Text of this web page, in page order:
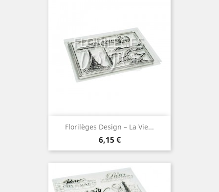
Florilèges Design – La Vie...
Prix
6,15 €